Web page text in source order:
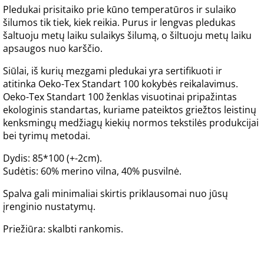
Pledukai prisitaiko prie kūno temperatūros ir sulaiko
šilumos tik tiek, kiek reikia. Purus ir lengvas pledukas
šaltuoju metų laiku sulaikys šilumą, o šiltuoju metų laiku
apsaugos nuo karščio.
Siūlai, iš kurių mezgami pledukai yra sertifikuoti ir
atitinka Oeko-Tex Standart 100 kokybės reikalavimus.
Oeko-Tex Standart 100 ženklas visuotinai pripažintas
ekologinis standartas, kuriame pateiktos griežtos leistinų
kenksmingų medžiagų kiekių normos tekstilės produkcijai
bei tyrimų metodai.
Dydis: 85*100 (+-2cm).
Sudėtis: 60% merino vilna, 40% pusvilnė.
Spalva gali minimaliai skirtis priklausomai nuo jūsų
įrenginio nustatymų.
Priežiūra: skalbti rankomis.